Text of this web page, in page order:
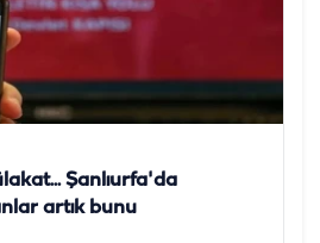
Şanlıurfa'da
artık bunu